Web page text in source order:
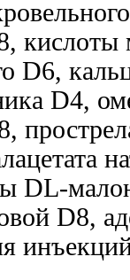
кислоты
D6,
D4,
DL-
D8,